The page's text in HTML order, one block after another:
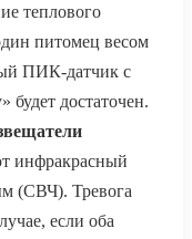
теплового
питомец весом
ПИК-датчик с
будет достаточен.
инфракрасный
(СВЧ). Тревога
если оба